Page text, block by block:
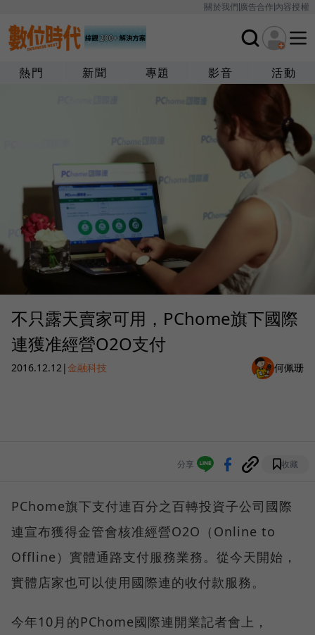
關於我們廣告合作內容授權
熱門 新聞 專題 影音 活動
不只露天賣家可用，PChome旗下國際
連獲准經營O2O支付
2016.12.12|金融科技 何佩珊
分享 收藏
PChome旗下支付連百分之百轉投資子公司國際
連宣布獲得金管會核准經營O2O（Online to
Offline）實體通路支付服務業務。從今天開始，
實體店家也可以使用國際連的收付款服務。
今年10月的PChome國際連開業記者會上，